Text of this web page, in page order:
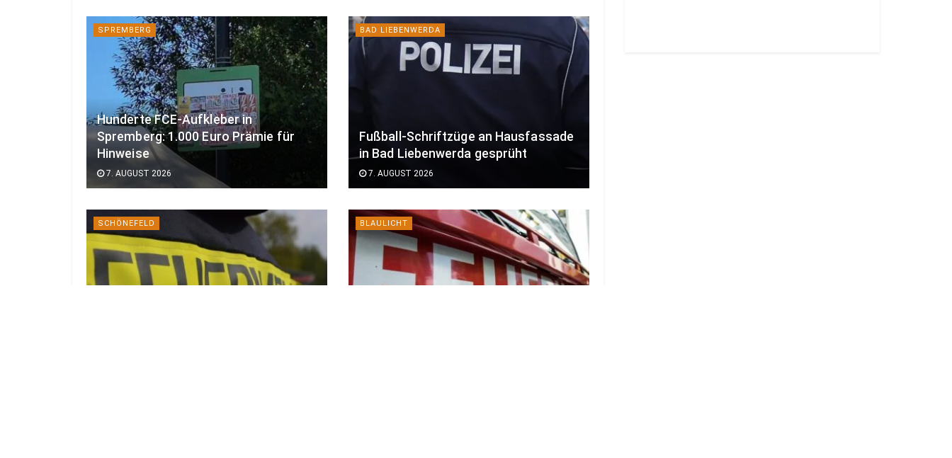
SPREMBERG
Hunderte FCE-Aufkleber in
Spremberg: 1.000 Euro Prämie für
Hinweise
7. AUGUST 2026
BAD LIEBENWERDA
Fußball-Schriftzüge an Hausfassade
in Bad Liebenwerda gesprüht
7. AUGUST 2026
SCHÖNEFELD BLAULICHT